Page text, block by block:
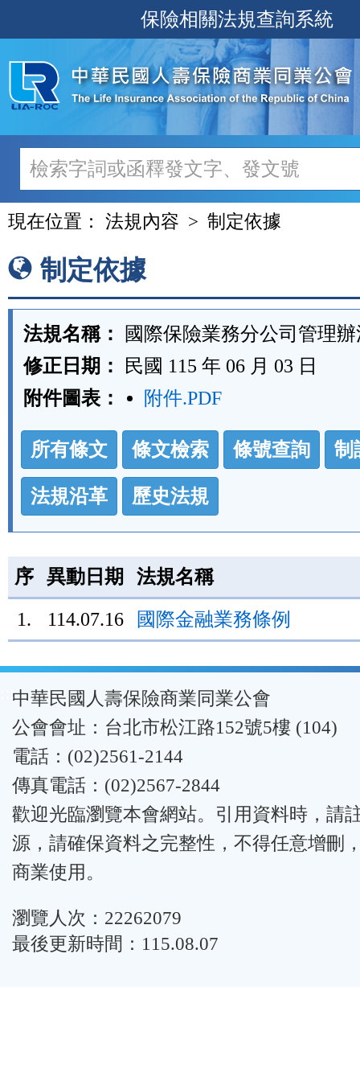
至
主
內
容
保險相關法規查詢系統
現在位置： 法規內容 制定依據
制定依據
法規名稱：
國際保險業務分公司管理
修正日期：
民國 115 年 06 月 03 日
附件圖表：
附件.PDF
法
規
功
能
按
鈕
區
所有條文 條文檢索 條號查詢 制
法規沿革 歷史法規
序 異動日期 法規名稱
1. 114.07.16 國際金融業務條例
:::中華民國人壽保險商業同業公會
公會會址：台北市松江路152號5樓 (104)
電話：(02)2561-2144
傳真電話：(02)2567-2844
歡迎光臨瀏覽本會網站。引用資料時，請
源，請確保資料之完整性，不得任意增刪
商業使用。
瀏覽人次：22262079
最後更新時間：115.08.07